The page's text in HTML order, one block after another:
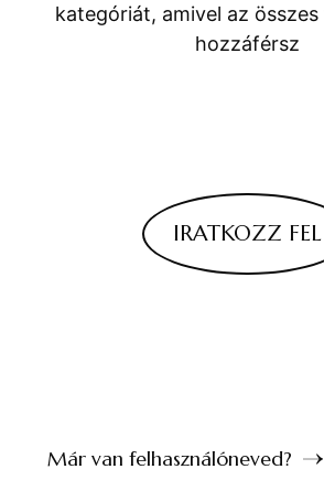
kategóriát, amivel az
hozzáférsz
IRATKOZZ FEL
Már van felhasználóneved?